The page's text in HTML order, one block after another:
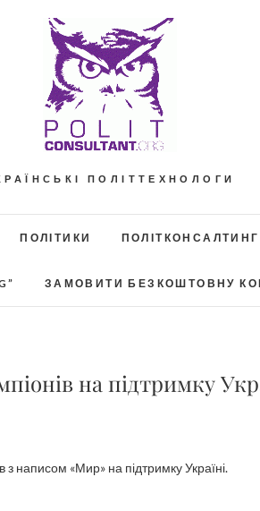
ПОЛІТТЕХНОЛОГИ
ПОЛІТИКИ ПОЛІТКОНСАЛТИНГ
ЗАМОВИТИ БЕЗКОШТОВНУ
на підтримку
з написом «Мир» на підтримку Україні.